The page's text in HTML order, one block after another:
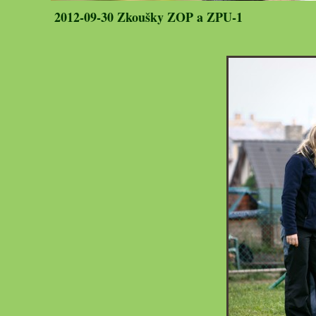
2012-09-30 Zkoušky ZOP a ZPU-1